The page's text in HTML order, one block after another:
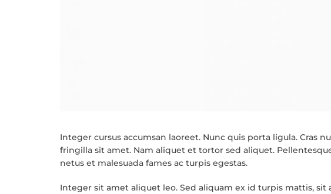
Integer cursus accumsan laoreet. Nunc quis porta ligula. Cras
fringilla sit amet. Nam aliquet et tortor sed aliquet.
netus et malesuada fames ac turpis egestas.
Integer sit amet aliquet leo. Sed aliquam ex id turpis mattis, sit